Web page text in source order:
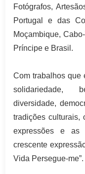
Fotógrafos,
Portugal e das
Moçambique,
Príncipe e Brasil.
Com trabalhos que
solidariedade,
diversidade,
tradições culturais,
expressões e as
crescente
Vida Persegue-me”.